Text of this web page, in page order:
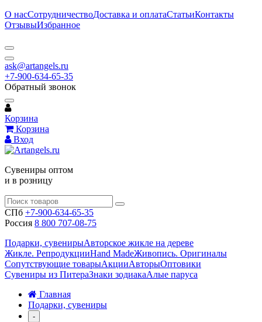
О насСотрудничествоДоставка и оплатаСтатьиКонтакты
ОтзывыИзбранное
ask@artangels.ru
+7-900-634-65-35
Обратный звонок
Корзина
Корзина
Вход
Сувениры оптом
и в розницу
СПб +7-900-634-65-35
Россия 8 800 707-08-75
Подарки, сувенирыАвторское жикле на дереве
Жикле. РепродукцииHand MadeЖивопись. Оригиналы
Сопутствующие товарыАкцииАвторыОптовики
Сувениры из ПитераЗнаки зодиакаАлые паруса
Главная
Подарки, сувениры
-